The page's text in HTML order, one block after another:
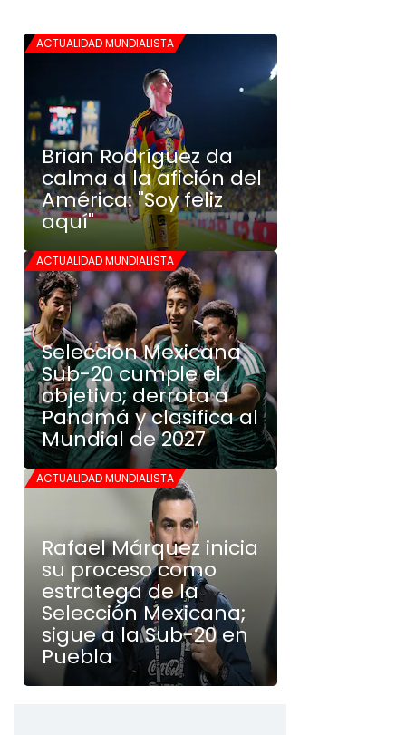
ACTUALIDAD MUNDIALISTA
Brian Rodríguez da
calma a la afición del
América: "Soy feliz
aquí"
ACTUALIDAD MUNDIALISTA
Selección Mexicana
Sub-20 cumple el
objetivo; derrota a
Panamá y clasifica al
Mundial de 2027
ACTUALIDAD MUNDIALISTA
Rafael Márquez inicia
su proceso como
estratega de la
Selección Mexicana;
sigue a la Sub-20 en
Puebla